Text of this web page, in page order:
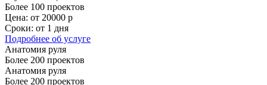
Более 100 проектов
Цена: от 20000 р
Сроки: от 1 дня
Подробнее об услуге
Анатомия руля
Более 200 проектов
Анатомия руля
Более 200 проектов